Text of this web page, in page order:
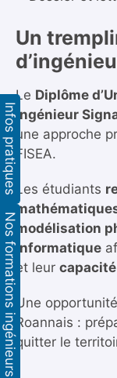
Un
Le Diplôme
ingénieur
une approche
FISEA.
Les étudiants
modélisation
informatique
et leur capacité
Une
Roannais :
quitter le
Infos pratiques
Nos formations ingénieurs